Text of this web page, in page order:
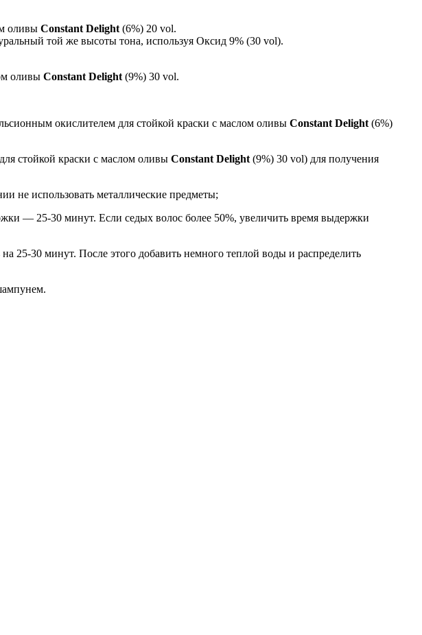
оливы Constant Delight (6%) 20 vol.
той же высоты тона, используя Оксид 9% (30 vol).
оливы Constant Delight (9%) 30 vol.
окислителем для стойкой краски с маслом оливы Constant Delight (6%)
стойкой краски с маслом оливы Constant Delight (9%) 30 vol) для получения
не использовать металлические предметы;
— 25-30 минут. Если седых волос более 50%, увеличить время выдержки
25-30 минут. После этого добавить немного теплой воды и распределить